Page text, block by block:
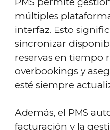
múltiples
interfaz. Esto
sincronizar
reservas en tiempo
overbookings y
esté siempre
Además, el PMS
facturación y la